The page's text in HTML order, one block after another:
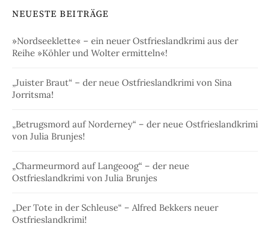
NEUESTE BEITRÄGE
»Nordseeklette« – ein neuer Ostfrieslandkrimi aus der
Reihe »Köhler und Wolter ermitteln«!
„Juister Braut“ – der neue Ostfrieslandkrimi von Sina
Jorritsma!
„Betrugsmord auf Norderney“ – der neue Ostfrieslandkrimi
von Julia Brunjes!
„Charmeurmord auf Langeoog“ – der neue
Ostfrieslandkrimi von Julia Brunjes
„Der Tote in der Schleuse“ – Alfred Bekkers neuer
Ostfrieslandkrimi!